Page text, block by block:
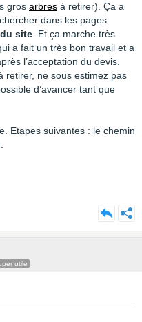
gros arbres à retirer). Ça a
dans les pages
site. Et ça marche très
a fait un très bon travail et a
l’acceptation du devis.
retirer, ne sous estimez pas
d’avancer tant que
Etapes suivantes : le chemin
utile